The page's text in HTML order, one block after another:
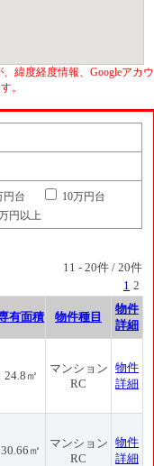
緯度経度情報、Googleアカウ
。
円台
10万円台
円以上
11 - 20件 / 20件
1 2
有面積 物件種目
物件
詳細
24.8㎡
マンション
RC
物件
詳細
30.66㎡
マンション
RC
物件
詳細